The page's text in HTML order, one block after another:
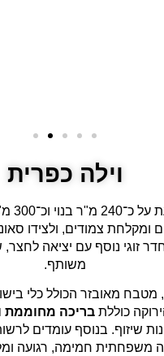
וילה כפרית
זוגי נוסף עם יציאה לחצר,
משותף.
מטבח מאובזר הכולל כלי
כוללתבריכה מחוממת
שיזוף. בנוסף עומדים